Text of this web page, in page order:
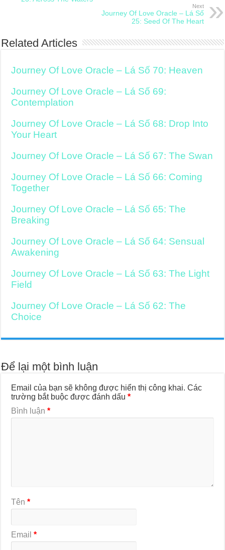
Next
Journey Of Love Oracle – Lá Số
25: Seed Of The Heart
Related Articles
Journey Of Love Oracle – Lá Số 70: Heaven
Journey Of Love Oracle – Lá Số 69:
Contemplation
Journey Of Love Oracle – Lá Số 68: Drop Into
Your Heart
Journey Of Love Oracle – Lá Số 67: The Swan
Journey Of Love Oracle – Lá Số 66: Coming
Together
Journey Of Love Oracle – Lá Số 65: The
Breaking
Journey Of Love Oracle – Lá Số 64: Sensual
Awakening
Journey Of Love Oracle – Lá Số 63: The Light
Field
Journey Of Love Oracle – Lá Số 62: The
Choice
Để lại một bình luận
Email của bạn sẽ không được hiển thị công khai. Các
trường bắt buộc được đánh dấu*
Bình luận*
Tên*
Email*